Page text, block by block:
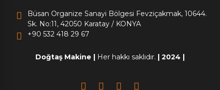
Büsan Organize Sanayi Bölgesi Fevziçakmak, 10644.
Sk. No:11, 42050 Karatay / KONYA
+90 532 418 29 67
Doğtaş Makine Her hakkı saklıdır. 2024 |